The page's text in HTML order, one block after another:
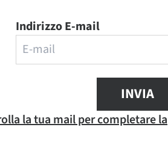
Indirizzo E-mail
INVIA
la tua mail per completare la